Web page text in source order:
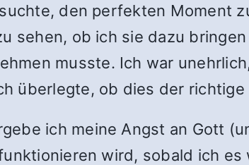
den perfekten Moment
sehen, ob ich sie dazu
musste. Ich war
überlegte, ob dies der
ich meine Angst an Gott
wird, sobald ich